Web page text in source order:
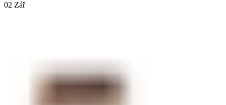
02 Zář